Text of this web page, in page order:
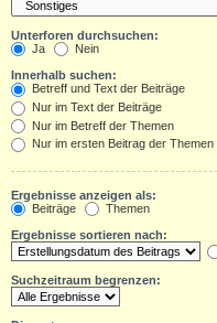
Unterforen durchsuchen:
Ja
Nein
Innerhalb suchen:
Betreff und Text der Beiträge
Nur im Text der Beiträge
Nur im Betreff der Themen
Nur im ersten Beitrag der Themen
Ergebnisse anzeigen als:
Beiträge
Themen
Ergebnisse sortieren nach:
Suchzeitraum begrenzen: